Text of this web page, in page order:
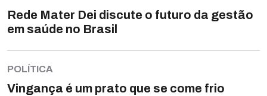
Rede Mater Dei discute o futuro da gestão
em saúde no Brasil
POLÍTICA
Vingança é um prato que se come frio